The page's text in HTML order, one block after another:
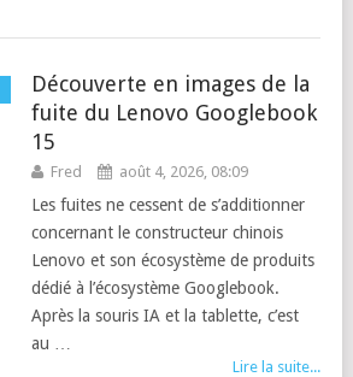
Découverte en images de la
fuite du Lenovo Googlebook
15
Fred août 4, 2026, 08:09
Les fuites ne cessent de s’additionner
concernant le constructeur chinois
Lenovo et son écosystème de produits
dédié à l’écosystème Googlebook.
Après la souris IA et la tablette, c’est
au …
Lire la suite...